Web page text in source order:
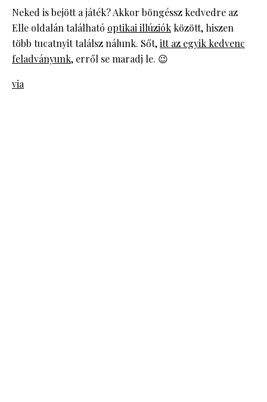
Neked is bejött a játék? Akkor böngéssz kedvedre az
Elle oldalán található optikai illúziók között, hiszen
több tucatnyit találsz nálunk. Sőt,itt az egyik kedvenc
feladványunk, erről se maradj le. 😉
via